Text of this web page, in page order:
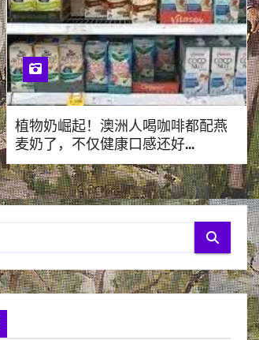
植物奶崛起！澳洲人喝咖啡都配燕
麦奶了，不仅健康口感还好…